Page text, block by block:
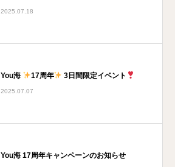
2025.07.18
You海 17周年 3日間限定イベント
2025.07.07
You海 17周年キャンペーンのお知らせ